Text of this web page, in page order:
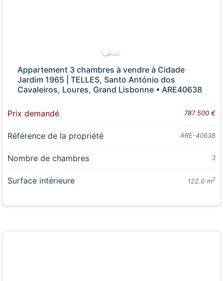
Appartement 3 chambres à vendre à Cidade
Jardim 1965 | TELLES, Santo António dos
Cavaleiros, Loures, Grand Lisbonne • ARE40638
Prix demandé 787 500 €
Référence de la propriété ARE-40638
Nombre de chambres 3
Surface intérieure 122.0 m2